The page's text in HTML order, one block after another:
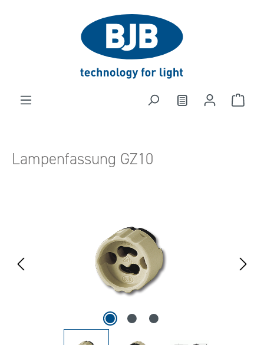
Lampenfassung GZ10